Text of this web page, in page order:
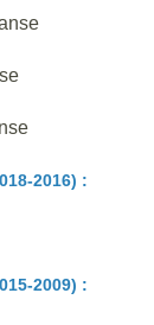
2016) :
2009) :